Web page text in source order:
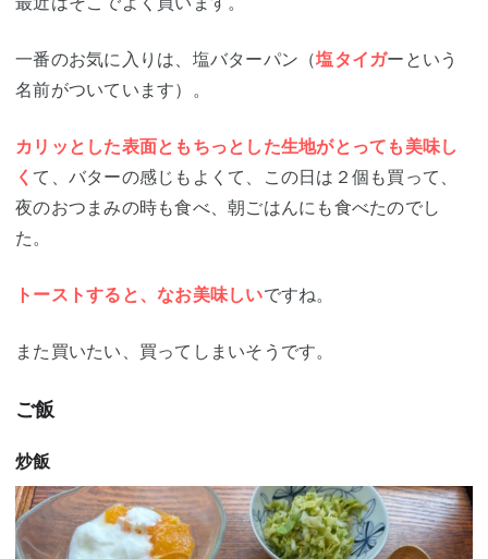
一番のお気に入りは、塩バターパン（塩タイガーという
名前がついています）。
カリッとした表面ともちっとした生地がとっても美味し
く て、バターの感じもよくて、この日は２個も買って、
夜のおつまみの時も食べ、朝ごはんにも食べたのでし
た。
トーストすると、なお美味しいですね。
また買いたい、買ってしまいそうです。
ご飯
炒飯